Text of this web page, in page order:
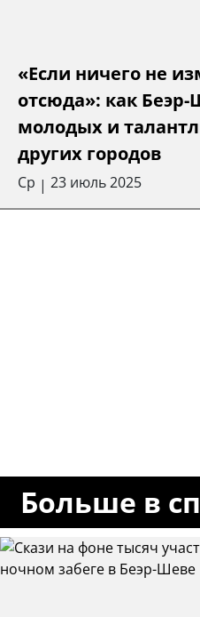
«Если ничего не
отсюда»: как
молодых и
других городов
Ср | 23 июль 2025
Больше в